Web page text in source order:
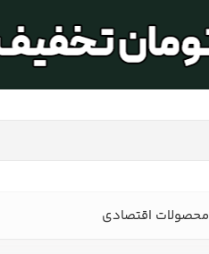
محصولات اقتصادی